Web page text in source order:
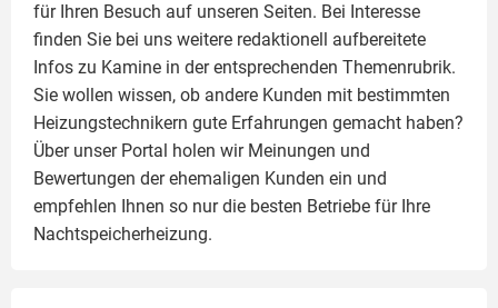
für Ihren Besuch auf unseren Seiten. Bei Interesse
finden Sie bei uns weitere redaktionell aufbereitete
Infos zu Kamine in der entsprechenden Themenrubrik.
Sie wollen wissen, ob andere Kunden mit bestimmten
Heizungstechnikern gute Erfahrungen gemacht haben?
Über unser Portal holen wir Meinungen und
Bewertungen der ehemaligen Kunden ein und
empfehlen Ihnen so nur die besten Betriebe für Ihre
Nachtspeicherheizung.